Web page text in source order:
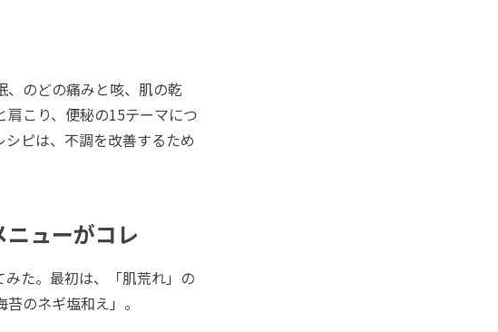
のどの痛みと咳、肌の乾
こり、便秘の15テーマにつ
ピは、不調を改善するため
ューがコレ
た。最初は、「肌荒れ」の
のネギ塩和え」。